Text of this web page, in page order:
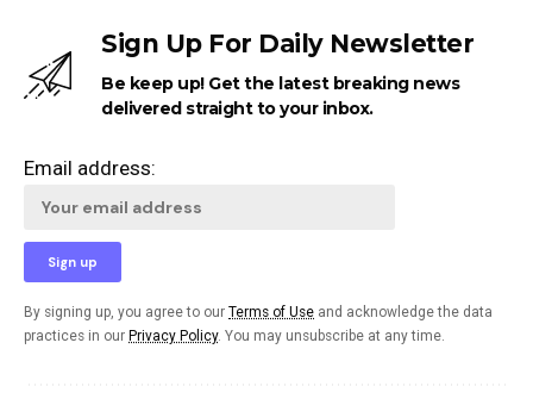
Sign Up For Daily Newsletter
Be keep up! Get the latest breaking news
delivered straight to your inbox.
Email address:
By signing up, you agree to our Terms of Use and acknowledge the data
practices in our Privacy Policy. You may unsubscribe at any time.